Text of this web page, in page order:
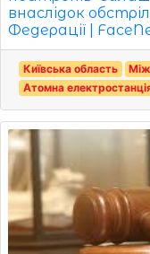
внаслідок
Федерації |
Київська область
Атомна